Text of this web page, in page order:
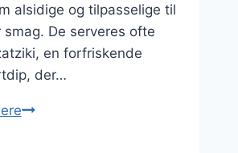
alsidige og tilpasselige til
smag. De serveres ofte
en forfriskende
der…
Græskefrikadeller